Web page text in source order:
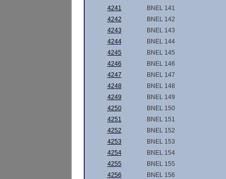
4241
BNEL 141
4242
BNEL 142
4243
BNEL 143
4244
BNEL 144
4245
BNEL 145
4246
BNEL 146
4247
BNEL 147
4248
BNEL 148
4249
BNEL 149
4250
BNEL 150
4251
BNEL 151
4252
BNEL 152
4253
BNEL 153
4254
BNEL 154
4255
BNEL 155
4256
BNEL 156